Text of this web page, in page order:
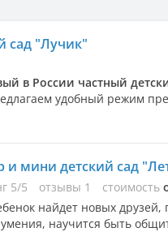
сад "Лучик"
в России частный
удобный режим
и мини детский сад
5/5 отзывы 1 стоимость
найдет новых
научится быть